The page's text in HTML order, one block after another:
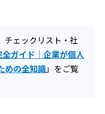
チェックリスト・社
全ガイド｜企業が個人
めの全知識」をご覧